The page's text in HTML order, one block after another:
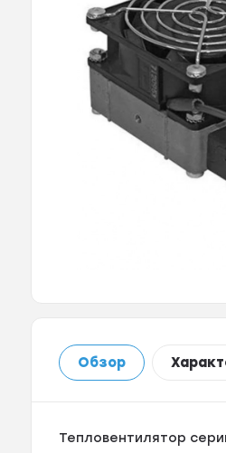
Обзор
Тепловентилятор